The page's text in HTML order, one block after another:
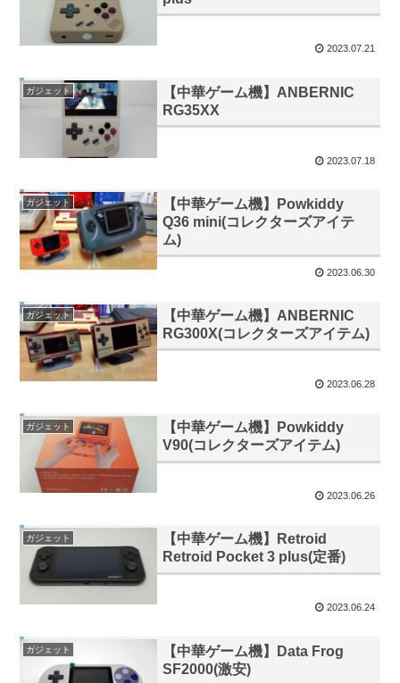
2023.07.21
ガジェット
【中華ゲーム機】ANBERNIC
RG35XX
2023.07.18
ガジェット
【中華ゲーム機】Powkiddy
Q36 mini(コレクターズアイテ
ム)
2023.06.30
ガジェット
【中華ゲーム機】ANBERNIC
RG300X(コレクターズアイテム)
2023.06.28
ガジェット
【中華ゲーム機】Powkiddy
V90(コレクターズアイテム)
2023.06.26
ガジェット
【中華ゲーム機】Retroid
Retroid Pocket 3 plus(定番)
2023.06.24
ガジェット
【中華ゲーム機】Data Frog
SF2000(激安)